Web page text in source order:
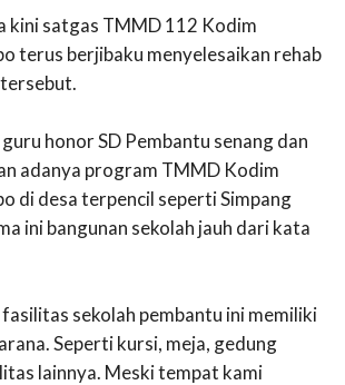
kini satgas TMMD 112 Kodim
terus berjibaku menyelesaikan rehab
honor SD Pembantu senang dan
adanya program TMMD Kodim
di desa terpencil seperti Simpang
ini bangunan sekolah jauh dari kata
sekolah pembantu ini memiliki
Seperti kursi, meja, gedung
lainnya. Meski tempat kami